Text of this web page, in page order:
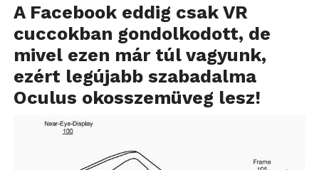
A Facebook eddig csak VR
cuccokban gondolkodott, de
mivel ezen már túl vagyunk,
ezért legújabb szabadalma
Oculus okosszemüveg lesz!